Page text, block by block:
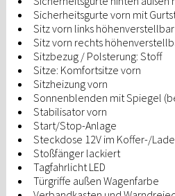
Sicherheitsgurte vorn mit
Sitz vorn links höhenverstellbar
Sitz vorn rechts
Sitzbezug / Polsterung: Stoff
Sitze: Komfortsitze vorn
Sitzheizung vorn
Sonnenblenden mit Spiegel
Stabilisator vorn
Start/Stop-Anlage
Steckdose 12V im Koffer-/
Stoßfänger lackiert
Tagfahrlicht LED
Türgriffe außen Wagenfarbe